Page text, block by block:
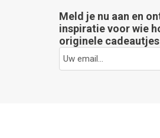
Meld je nu aan en
inspiratie voor wie
originele